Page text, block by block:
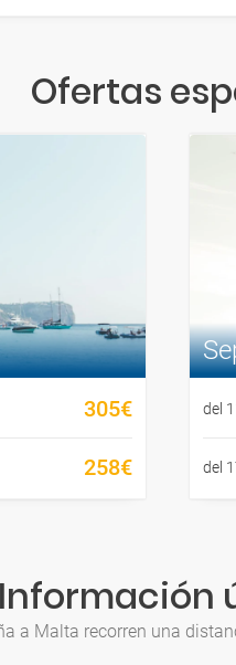
Ofertas
305€
258€
del
del
Información
a Malta recorren una